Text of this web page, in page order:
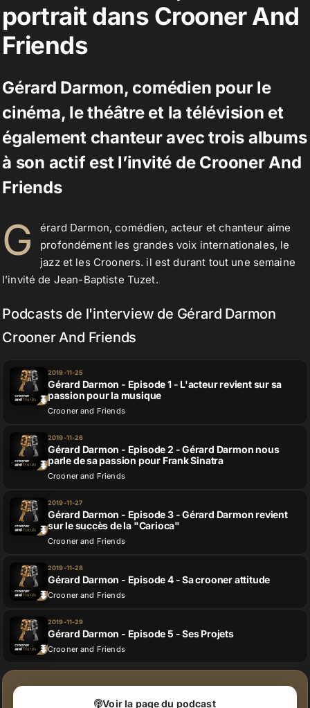
Contact
portrait dans Crooner And
Friends
Gérard Darmon, comédien pour le
cinéma, le théâtre et la télévision et
également chanteur avec trois albums
à son actif est l’invité de Crooner And
Friends
G
érard Darmon, comédien, acteur et chanteur aime
profondément les grandes voix internationales, le
jazz et les Crooners. il est durant tout une semaine
l’invité de Jean-Baptiste Tuzet.
Podcasts de l'interview de Gérard Darmon
Crooner And Friends
2019-11-25
Gérard Darmon - Episode 1 - L'acteur revient sur sa
passion pour la musique
Crooner and Friends
2019-11-26
Gérard Darmon - Episode 2 - Gérard Darmon nous
parle de sa passion pour Frank Sinatra
Crooner and Friends
2019-11-27
Gérard Darmon - Episode 3 - Gérard Darmon revient
sur le succès de la "Carioca"
Crooner and Friends
2019-11-28
Gérard Darmon - Episode 4 - Sa crooner attitude
Crooner and Friends
2019-11-29
Gérard Darmon - Episode 5 - Ses Projets
Crooner and Friends
Voir la page du podcast